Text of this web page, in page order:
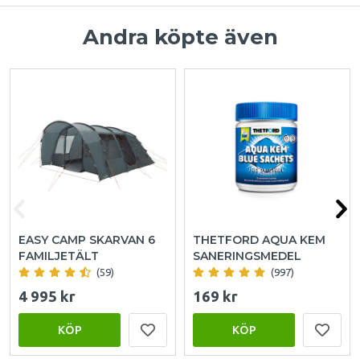
Andra köpte även
EASY CAMP SKARVAN 6
FAMILJETÄLT
(59)
4 995 kr
KÖP
THETFORD AQUA KEM
SANERINGSMEDEL
(997)
169 kr
KÖP